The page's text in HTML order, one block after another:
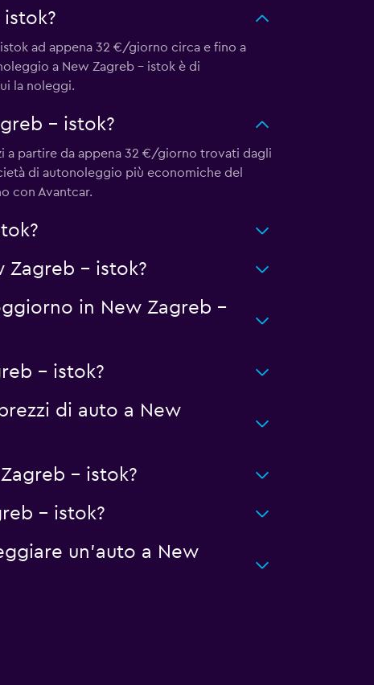
ad appena 32 €/giorno circa e fino a
a New Zagreb - istok è di
la noleggi.
- istok?
a partire da appena 32 €/giorno trovati dagli
di autonoleggio più economiche del
con Avantcar.
Zagreb - istok?
in New Zagreb -
- istok?
di auto a New
- istok?
- istok?
un'auto a New